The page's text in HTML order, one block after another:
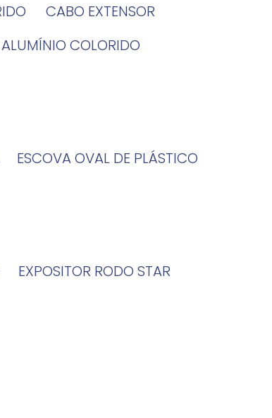
CABO EXTENSOR
ALUMÍNIO COLORIDO
ESCOVA OVAL DE PLÁSTICO
EXPOSITOR RODO STAR